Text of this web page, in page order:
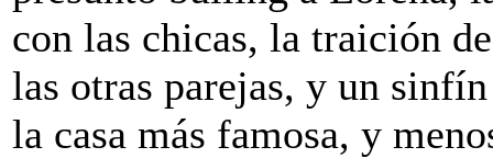
con las chicas, la traición
las otras parejas, y un
la casa más famosa, y